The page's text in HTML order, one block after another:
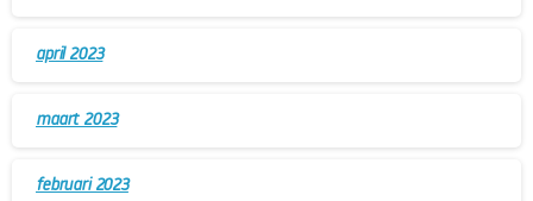
april 2023
maart 2023
februari 2023